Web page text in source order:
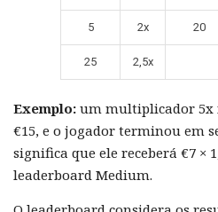
5 2x 20
25 2,5x
Exemplo: um multiplicador 5x
€15, e o jogador terminou em
significa que ele receberá €7 ×
leaderboard Medium.